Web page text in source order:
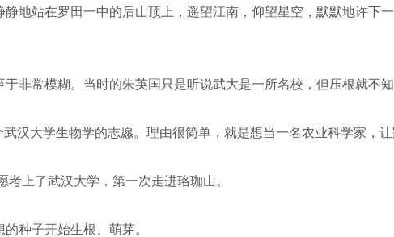
地站在罗田一中的后山顶上，遥望江南，仰望星空，默默地许
非常模糊。当时的朱英国只是听说武大是一所名校，但压根就不知
汉大学生物学的志愿。理由很简单，就是想当一名农业科学家，
上了武汉大学，第一次走进珞珈山。
种子开始生根、萌芽。